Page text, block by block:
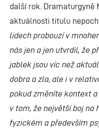
další rok. Dramaturgyně
aktuálnosti titulu
lidech probouzí v
nás jen a jen utvrdil, že
jablek jsou víc než
dobra a zla, ale i v
pokud změníte kontext
v tom, že největší boj na
fyzickém a především